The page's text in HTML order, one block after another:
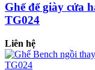
Ghế để giày cửa
TG024
Liên hệ